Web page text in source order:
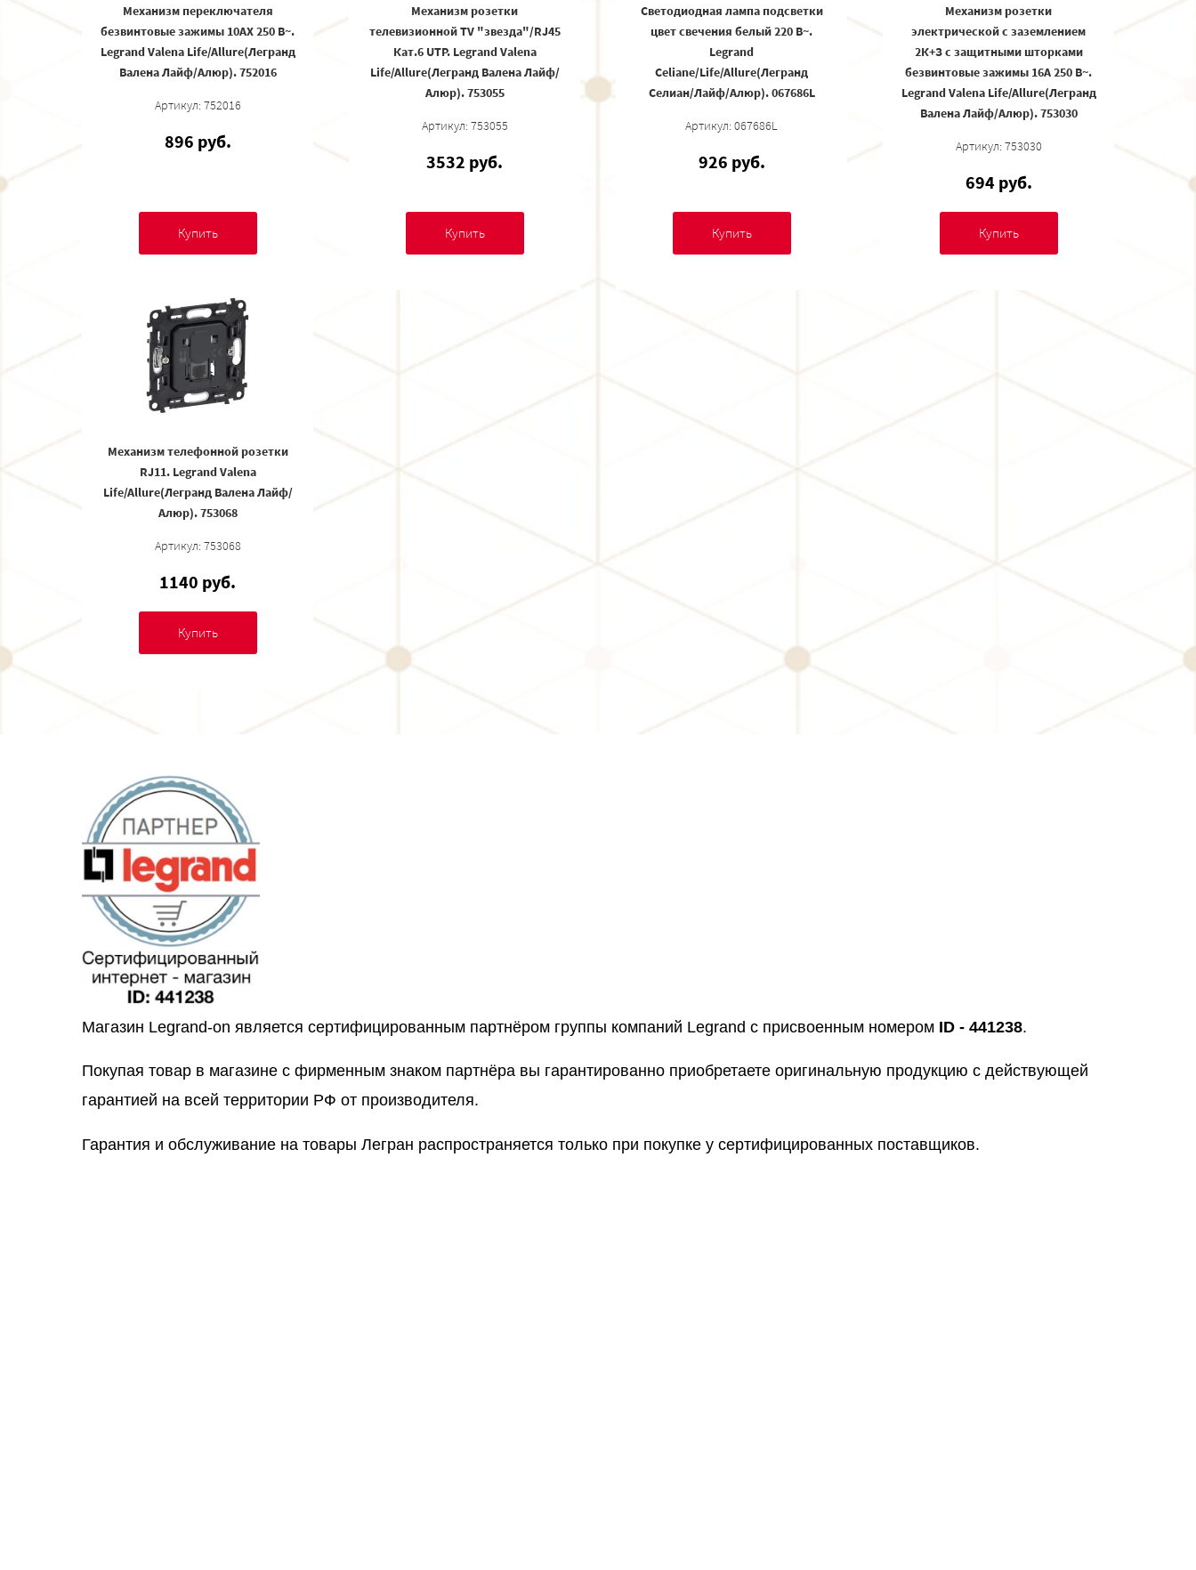
Механизм переключателя
безвинтовые зажимы 10АХ 250 В~.
Legrand Valena Life/Allure(Легранд
Валена Лайф/Алюр). 752016
Артикул: 752016
896 руб.
Купить
Механизм розетки
телевизионной TV "звезда"/RJ45
Кат.6 UTP. Legrand Valena
Life/Allure(Легранд Валена Лайф/
Алюр). 753055
Артикул: 753055
3532 руб.
Купить
Светодиодная лампа подсветки
цвет свечения белый 220 В~.
Legrand
Celiane/Life/Allure(Легранд
Селиан/Лайф/Алюр). 067686L
Артикул: 067686L
926 руб.
Купить
Механизм розетки
электрической с заземлением
2К+З с защитными шторками
безвинтовые зажимы 16А 250 В~.
Legrand Valena Life/Allure(Легранд
Валена Лайф/Алюр). 753030
Артикул: 753030
694 руб.
Купить
Механизм телефонной розетки
RJ11. Legrand Valena
Life/Allure(Легранд Валена Лайф/
Алюр). 753068
Артикул: 753068
1140 руб.
Купить
Магазин Legrand-on является сертифицированным партнёром группы компаний Legrand с присвоенным номером ID - 441238.
Покупая товар в магазине с фирменным знаком партнёра вы гарантированно приобретаете оригинальную продукцию с действующей
гарантией на всей территории РФ от производителя.
Гарантия и обслуживание на товары Легран распространяется только при покупке у сертифицированных поставщиков.